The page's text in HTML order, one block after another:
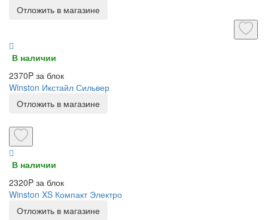
Отложить в магазине
В наличии
2370P за блок
Winston Икстайл Сильвер
Отложить в магазине
В наличии
2320P за блок
Winston XS Компакт Электро
Отложить в магазине